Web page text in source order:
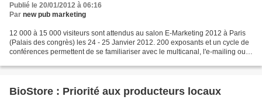
Publié le 20/01/2012 à 06:16
Par new pub marketing
12 000 à 15 000 visiteurs sont attendus au salon E-Marketing 2012 à Paris
(Palais des congrès) les 24 - 25 Janvier 2012. 200 exposants et un cycle de
conférences permettent de se familiariser avec le multicanal, l'e-mailing ou
BioStore : Priorité aux producteurs locaux